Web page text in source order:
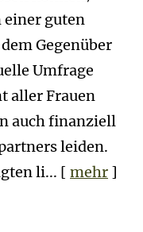
einer guten
Gegenüber
Umfrage
aller Frauen
auch finanziell
leiden.
li... [ mehr ]